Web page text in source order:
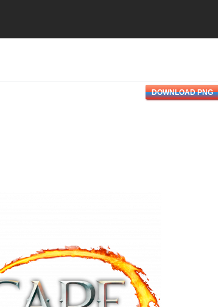
DOWNLOAD PNG